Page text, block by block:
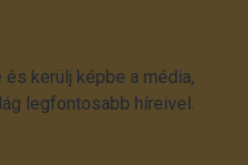
kerülj képbe a média,
legfontosabb híreivel.